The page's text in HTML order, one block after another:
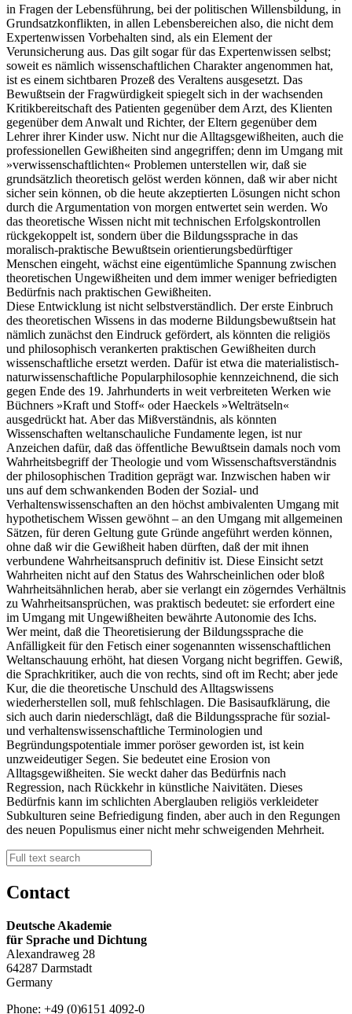
in Fragen der Lebensführung, bei der politischen Willensbildung, in
Grundsatzkonflikten, in allen Lebensbereichen also, die nicht dem
Expertenwissen Vorbehalten sind, als ein Element der
Verunsicherung aus. Das gilt sogar für das Expertenwissen selbst;
soweit es nämlich wissenschaftlichen Charakter angenommen hat,
ist es einem sichtbaren Prozeß des Veraltens ausgesetzt. Das
Bewußtsein der Fragwürdigkeit spiegelt sich in der wachsenden
Kritikbereitschaft des Patienten gegenüber dem Arzt, des Klienten
gegenüber dem Anwalt und Richter, der Eltern gegenüber dem
Lehrer ihrer Kinder usw. Nicht nur die Alltagsgewißheiten, auch die
professionellen Gewißheiten sind angegriffen; denn im Umgang mit
»verwissenschaftlichten« Problemen unterstellen wir, daß sie
grundsätzlich theoretisch gelöst werden können, daß wir aber nicht
sicher sein können, ob die heute akzeptierten Lösungen nicht schon
durch die Argumentation von morgen entwertet sein werden. Wo
das theoretische Wissen nicht mit technischen Erfolgskontrollen
rückgekoppelt ist, sondern über die Bildungssprache in das
moralisch-praktische Bewußtsein orientierungsbedürftiger
Menschen eingeht, wächst eine eigentümliche Spannung zwischen
theoretischen Ungewißheiten und dem immer weniger befriedigten
Bedürfnis nach praktischen Gewißheiten.
Diese Entwicklung ist nicht selbstverständlich. Der erste Einbruch
des theoretischen Wissens in das moderne Bildungsbewußtsein hat
nämlich zunächst den Eindruck gefördert, als könnten die religiös
und philosophisch verankerten praktischen Gewißheiten durch
wissenschaftliche ersetzt werden. Dafür ist etwa die materialistisch-
naturwissenschaftliche Popularphilosophie kennzeichnend, die sich
gegen Ende des 19. Jahrhunderts in weit verbreiteten Werken wie
Büchners »Kraft und Stoff« oder Haeckels »Welträtseln«
ausgedrückt hat. Aber das Mißverständnis, als könnten
Wissenschaften weltanschauliche Fundamente legen, ist nur
Anzeichen dafür, daß das öffentliche Bewußtsein damals noch vom
Wahrheitsbegriff der Theologie und vom Wissenschaftsverständnis
der philosophischen Tradition geprägt war. Inzwischen haben wir
uns auf dem schwankenden Boden der Sozial- und
Verhaltenswissenschaften an den höchst ambivalenten Umgang mit
hypothetischem Wissen gewöhnt – an den Umgang mit allgemeinen
Sätzen, für deren Geltung gute Gründe angeführt werden können,
ohne daß wir die Gewißheit haben dürften, daß der mit ihnen
verbundene Wahrheitsanspruch definitiv ist. Diese Einsicht setzt
Wahrheiten nicht auf den Status des Wahrscheinlichen oder bloß
Wahrheitsähnlichen herab, aber sie verlangt ein zögerndes Verhältnis
zu Wahrheitsansprüchen, was praktisch bedeutet: sie erfordert eine
im Umgang mit Ungewißheiten bewährte Autonomie des Ichs.
Wer meint, daß die Theoretisierung der Bildungssprache die
Anfälligkeit für den Fetisch einer sogenannten wissenschaftlichen
Weltanschauung erhöht, hat diesen Vorgang nicht begriffen. Gewiß,
die Sprachkritiker, auch die von rechts, sind oft im Recht; aber jede
Kur, die die theoretische Unschuld des Alltagswissens
wiederherstellen soll, muß fehlschlagen. Die Basisaufklärung, die
sich auch darin niederschlägt, daß die Bildungssprache für sozial-
und verhaltenswissenschaftliche Terminologien und
Begründungspotentiale immer poröser geworden ist, ist kein
unzweideutiger Segen. Sie bedeutet eine Erosion von
Alltagsgewißheiten. Sie weckt daher das Bedürfnis nach
Regression, nach Rückkehr in künstliche Naivitäten. Dieses
Bedürfnis kann im schlichten Aberglauben religiös verkleideter
Subkulturen seine Befriedigung finden, aber auch in den Regungen
des neuen Populismus einer nicht mehr schweigenden Mehrheit.
Contact
Deutsche Akademie
für Sprache und Dichtung
Alexandraweg 28
64287 Darmstadt
Germany
Phone: +49 (0)6151 4092-0